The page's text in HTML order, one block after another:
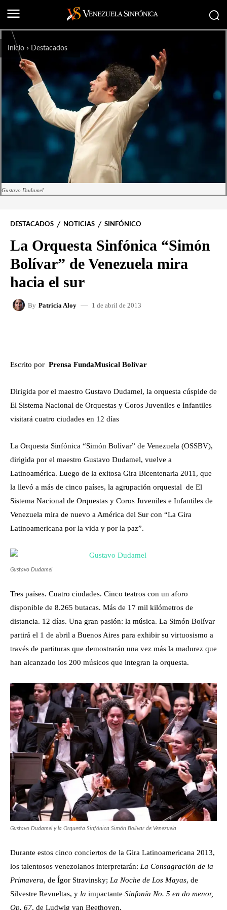
Inicio Destacados
Gustavo Dudamel
DESTACADOS NOTICIAS SINFÓNICO
La Orquesta Sinfónica “Simón
Bolívar” de Venezuela mira
hacia el sur
By Patricia Aloy 1 de abril de 2013
Escrito por Prensa FundaMusical Bolívar
Dirigida por el maestro Gustavo Dudamel, la orquesta cúspide de
El Sistema Nacional de Orquestas y Coros Juveniles e Infantiles
visitará cuatro ciudades en 12 días
La Orquesta Sinfónica “Simón Bolívar” de Venezuela (OSSBV),
dirigida por el maestro Gustavo Dudamel, vuelve a
Latinoamérica. Luego de la exitosa Gira Bicentenaria 2011, que
la llevó a más de cinco países, la agrupación orquestal de El
Sistema Nacional de Orquestas y Coros Juveniles e Infantiles de
Venezuela mira de nuevo a América del Sur con “La Gira
Latinoamericana por la vida y por la paz”.
Gustavo Dudamel
Tres países. Cuatro ciudades. Cinco teatros con un aforo
disponible de 8.265 butacas. Más de 17 mil kilómetros de
distancia. 12 días. Una gran pasión: la música. La Simón Bolívar
partirá el 1 de abril a Buenos Aires para exhibir su virtuosismo a
través de partituras que demostrarán una vez más la madurez que
han alcanzado los 200 músicos que integran la orquesta.
Gustavo Dudamel y la Orquesta Sinfónica Simón Bolívar de Venezuela
Durante estos cinco conciertos de la Gira Latinoamericana 2013,
los talentosos venezolanos interpretarán: La Consagración de la
Primavera, de Ígor Stravinsky; La Noche de Los Mayas, de
Silvestre Revueltas, y la impactante Sinfonía No. 5 en do menor,
Op. 67, de Ludwig van Beethoven.